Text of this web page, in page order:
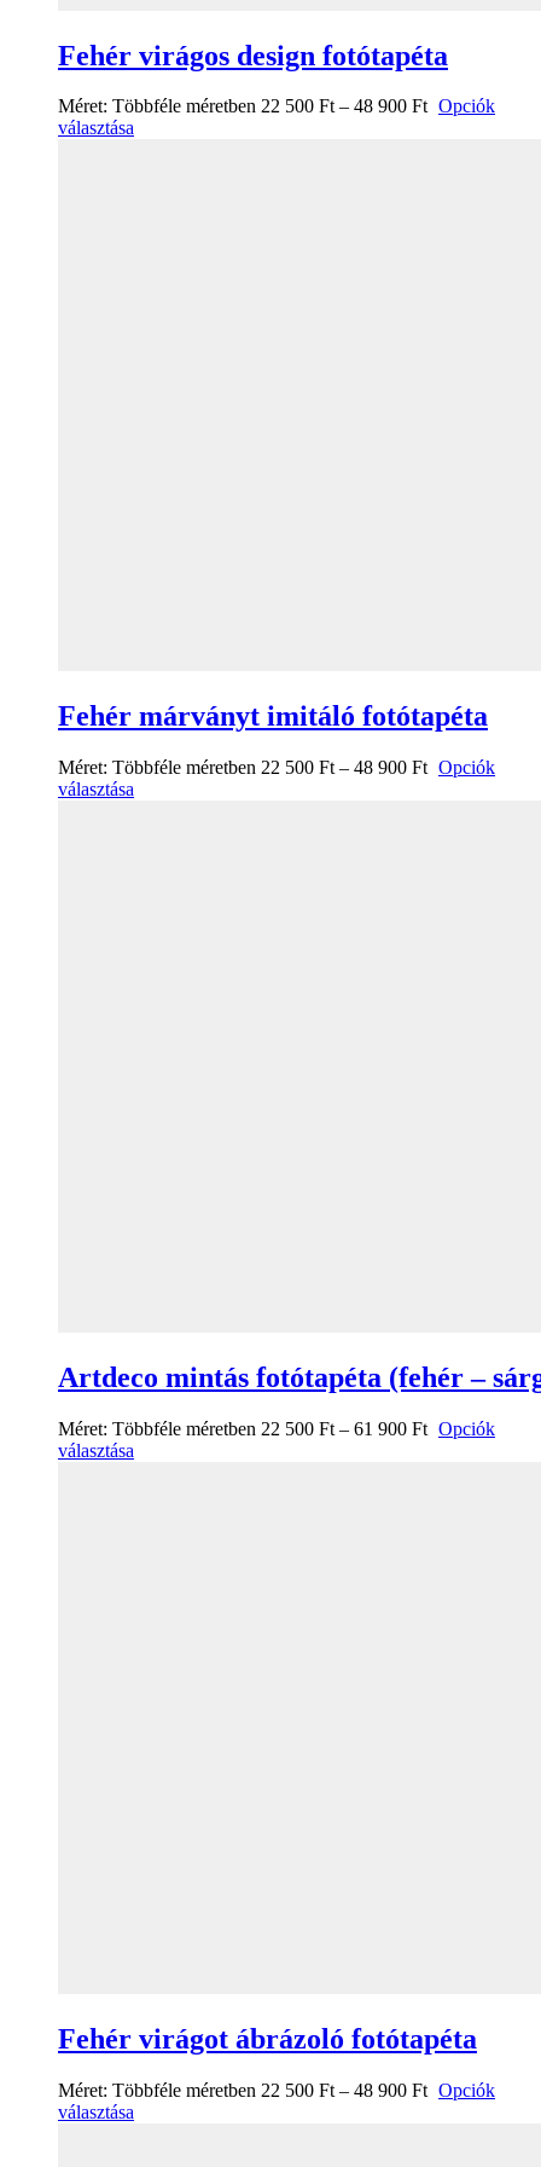
Fehér virágos design fotótapéta
Méret: Többféle méretben 22 500 Ft– 48 900 Ft Opciók
választása
Fehér márványt imitáló fotótapéta
Méret: Többféle méretben 22 500 Ft – 48 900 Ft Opciók
választása
Artdeco mintás fotótapéta (fehér –
Méret: Többféle méretben 22 500 Ft – 61 900 Ft Opciók
választása
Fehér virágot ábrázoló fotótapéta
Méret: Többféle méretben 22 500 Ft – 48 900 Ft Opciók
választása